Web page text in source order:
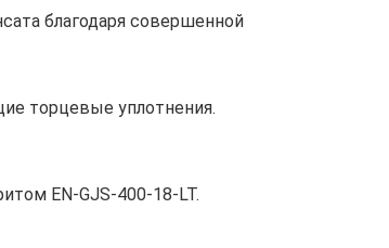
благодаря совершенной
торцевые уплотнения.
EN-GJS-400-18-LT.